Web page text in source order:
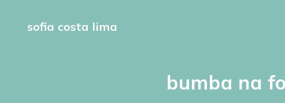
sofia costa lima
bumba na